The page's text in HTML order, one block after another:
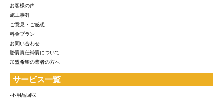
お客様の声
施工事例
ご意見・ご感想
料金プラン
お問い合わせ
賠償責任補償について
加盟希望の業者の方へ
サービス一覧
-不用品回収